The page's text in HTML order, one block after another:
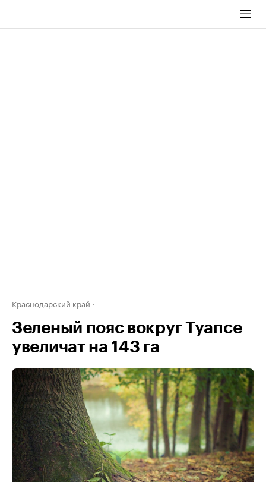
Краснодарский край
Зеленый пояс вокруг Туапсе
увеличат на 143 га